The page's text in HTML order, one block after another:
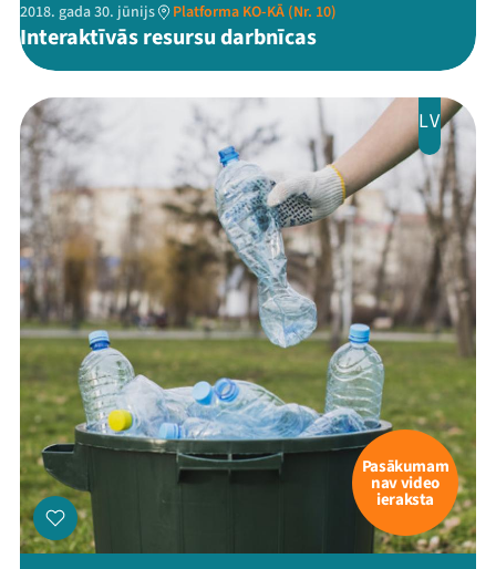
2018. gada 30. jūnijs Platforma KO-KĀ (Nr. 10)
Interaktīvās resursu darbnīcas
LV
Pasākumam
nav video
ieraksta